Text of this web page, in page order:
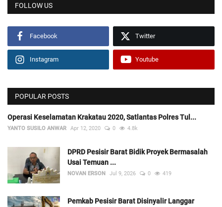
FOLLOW US
Facebook Twitter
Instagram Youtube
POPULAR POSTS
Operasi Keselamatan Krakatau 2020, Satlantas Polres Tul...
YANTO SUSILO ANWAR Apr 12, 2020 0 4.8k
DPRD Pesisir Barat Bidik Proyek Bermasalah
Usai Temuan ...
NOVAN ERSON Jul 9, 2026 0 419
Pemkab Pesisir Barat Disinyalir Langgar